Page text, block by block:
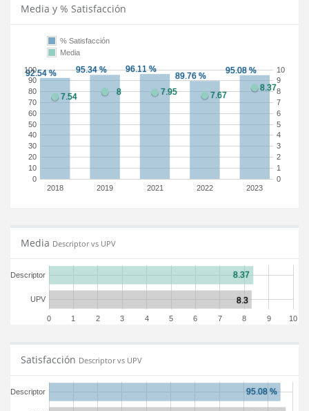
Media y % Satisfacción
2018 2019 2021 2022 2023
0
10
20
30
40
50
60
70
80
90
100
0
1
2
3
4
5
6
7
8
9
10
% Satisfacción
Media
Media Descriptor vs UPV
0 1 2 3 4 5 6 7 8 9 10
UPV
Descriptor
Satisfacción Descriptor vs UPV
Descriptor